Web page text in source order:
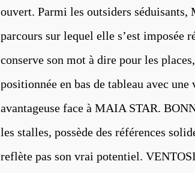
ouvert. Parmi les outsiders
parcours sur lequel elle s’est imposée
conserve son mot à dire pour les
positionnée en bas de tableau avec
avantageuse face à MAIA STAR.
les stalles, possède des références
reflète pas son vrai potentiel.